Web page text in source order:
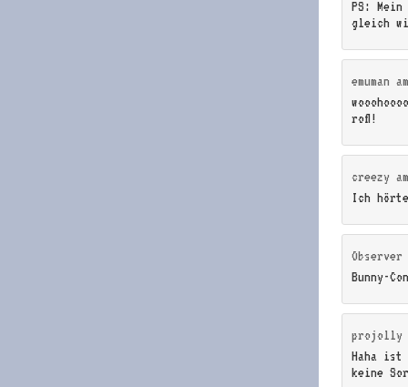
PS:
gleich
emuman
wooohoooo
rofl!
creezy
Ich
Observer
Bunny-
projolly
Haha ist
keine